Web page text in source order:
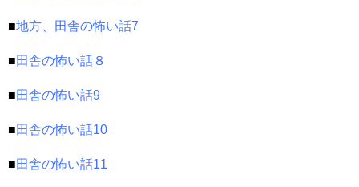
■地方、田舎の怖い話7
■田舎の怖い話８
■田舎の怖い話9
■田舎の怖い話10
■田舎の怖い話11